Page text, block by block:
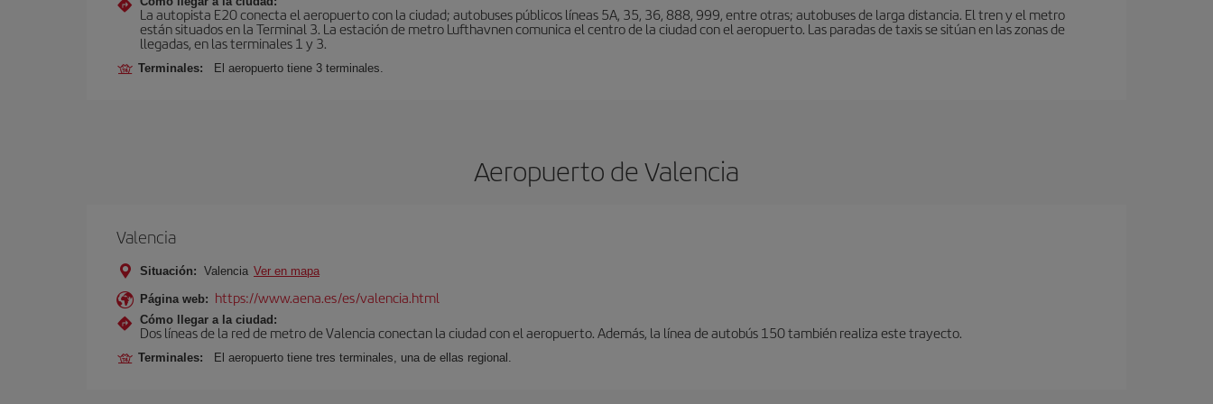
La autopista E20 conecta el aeropuerto con la ciudad; autobuses públicos líneas 5A, 35, 36, 888, 999, entre otras; autobuses de larga distancia. El tren y el metro
están situados en la Terminal 3. La estación de metro Lufthavnen comunica el centro de la ciudad con el aeropuerto. Las paradas de taxis se sitúan en las zonas de
llegadas, en las terminales 1 y 3.
Terminales: El aeropuerto tiene 3 terminales.
Aeropuerto de Valencia
Valencia
Situación: Valencia Ver en mapa
Página web: https://www.aena.es/es/valencia.html
Cómo llegar a la ciudad:
Dos líneas de la red de metro de Valencia conectan la ciudad con el aeropuerto. Además, la línea de autobús 150 también realiza este trayecto.
Terminales: El aeropuerto tiene tres terminales, una de ellas regional.